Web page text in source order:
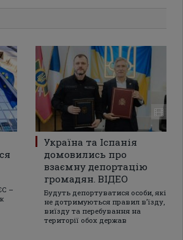
–
Україна та Іспанія
домовились про
взаємну депортацію
громадян. ВІДЕО
Будуть депортуватися особи, які
не дотримуються правил в’їзду,
виїзду та перебування на
території обох держав